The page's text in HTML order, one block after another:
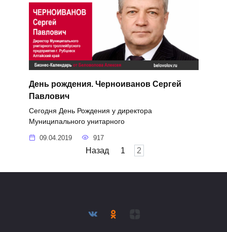
День рождения. Черноиванов Сергей
Павлович
Сегодня День Рождения у директора
Муниципального унитарного
09.04.2019 917
Назад 1 2